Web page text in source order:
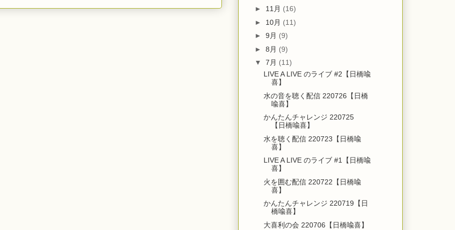
► 11月 (16)
► 10月 (11)
►9月 (9)
►8月 (9)
▼7月 (11)
LIVE A LIVE のライブ #2【日橋喩
喜】
水の音を聴く配信 220726【日橋
喩喜】
かんたんチャレンジ 220725
【日橋喩喜】
水を聴く配信 220723【日橋喩
喜】
LIVE A LIVE のライブ #1【日橋喩
喜】
火を囲む配信 220722【日橋喩
喜】
かんたんチャレンジ 220719【日
橋喩喜】
大喜利の会 220706【日橋喩喜】